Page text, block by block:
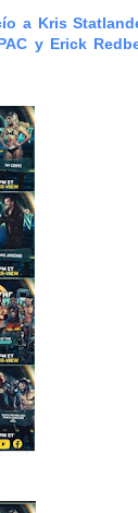
a Kris
y Erick